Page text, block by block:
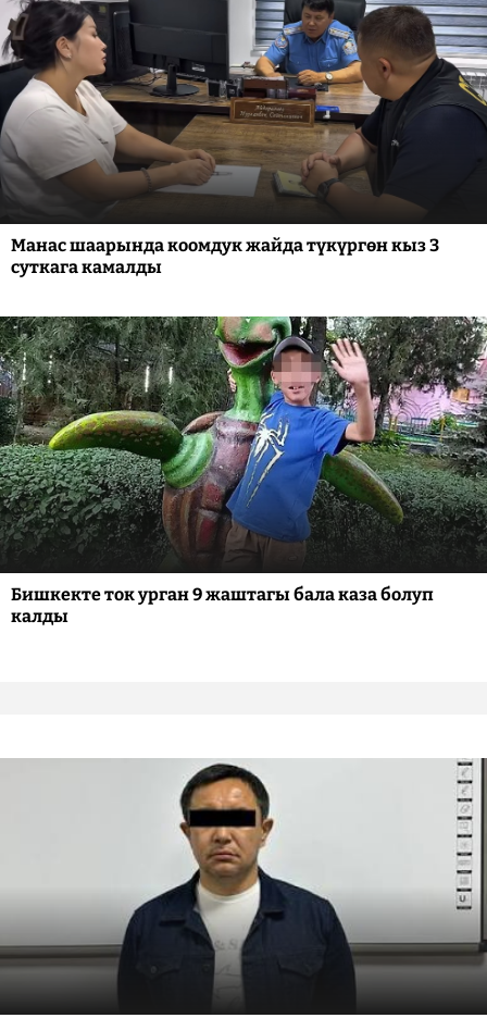
Манас шаарында коомдук жайда түкүргөн кыз 3
суткага камалды
Бишкекте ток урган 9 жаштагы бала каза болуп
калды